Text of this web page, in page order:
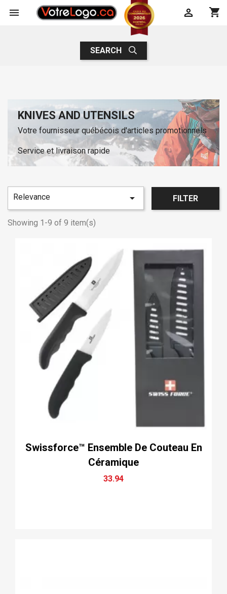
 shopping_cart

SEARCH
KNIVES AND UTENSILS
Votre fournisseur québécois d'articles promotionnels
Service et livraison rapide
Relevance  FILTER
Showing 1-9 of 9 item(s)
Swissforce™ Ensemble De Couteau En
Céramique
33.94